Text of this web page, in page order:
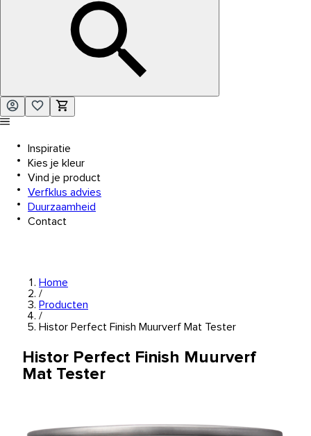
Inspiratie
Kies je kleur
Vind je product
Verfklus advies
Duurzaamheid
Contact
Home
/
Producten
/
Histor Perfect Finish Muurverf Mat Tester
Histor Perfect Finish Muurverf
Mat Tester